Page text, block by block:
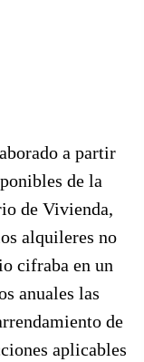
a partir
de la
de Vivienda,
alquileres no
cifraba en un
anuales las
de
aplicables